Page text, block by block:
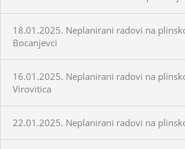
18.01.2025. Neplanirani radovi na
Bocanjevci
16.01.2025. Neplanirani radovi na
Virovitica
22.01.2025. Neplanirani radovi na